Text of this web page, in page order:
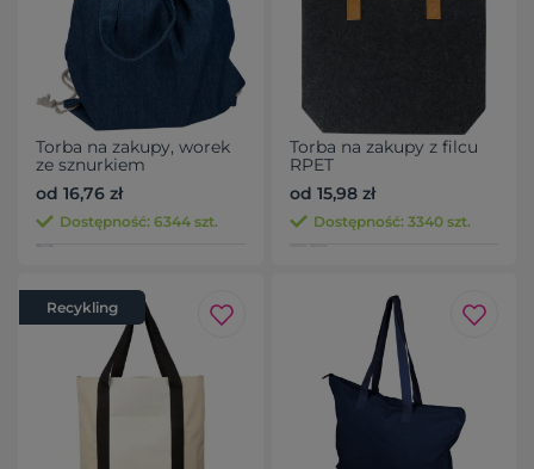
Torba na zakupy, worek
ze sznurkiem
od 16,76 zł
Dostępność: 6344 szt.
Torba na zakupy z filcu
RPET
od 15,98 zł
Dostępność: 3340 szt.
Recykling